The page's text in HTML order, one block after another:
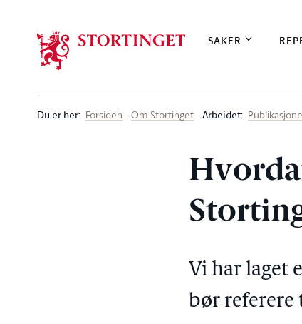
SAKER
Du er her: Forsiden Om Stortinget Arbeidet:
Vi har laget
bør referere